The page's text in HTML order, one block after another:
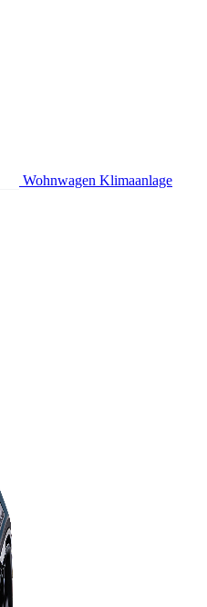
Wohnwagen Klimaanlage